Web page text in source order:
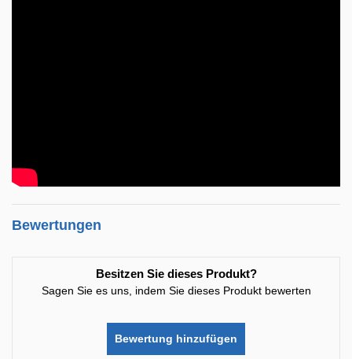
Bewertungen
Besitzen Sie dieses Produkt?
Sagen Sie es uns, indem Sie dieses Produkt bewerten
Bewertung hinzufügen